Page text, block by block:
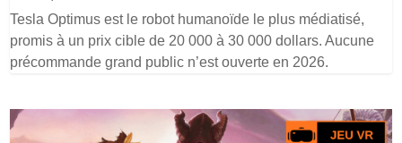
Tesla Optimus est le robot humanoïde le plus médiatisé,
promis à un prix cible de 20 000 à 30 000 dollars. Aucune
précommande grand public n’est ouverte en 2026.